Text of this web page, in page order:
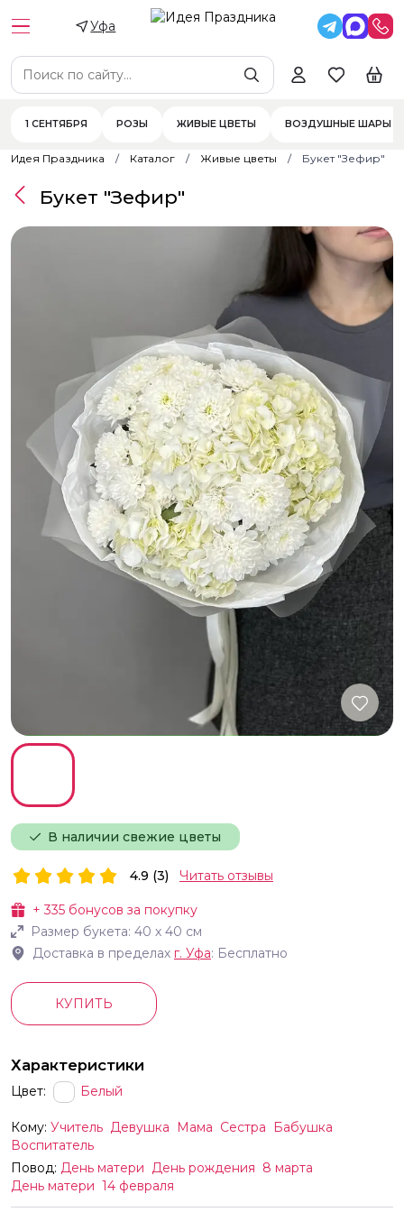
Уфа
1 СЕНТЯБРЯ РОЗЫ ЖИВЫЕ ЦВЕТЫ ВОЗДУШНЫЕ ШАРЫ
Идея Праздника Каталог Живые цветы Букет "Зефир"
В наличии свежие цветы
Букет "Зефир"
+335 бонусов за покупку
Размер букета: 40 х 40 см
Доставка в пределах г. Уфа: Бесплатно
4.9 (3) Читать отзывы
КУПИТЬ
Характеристики
Цвет: Белый
Кому: Учитель Девушка Мама Сестра
Бабушка
Воспитатель
Повод: День матери День рождения 8 марта
День матери 14 февраля